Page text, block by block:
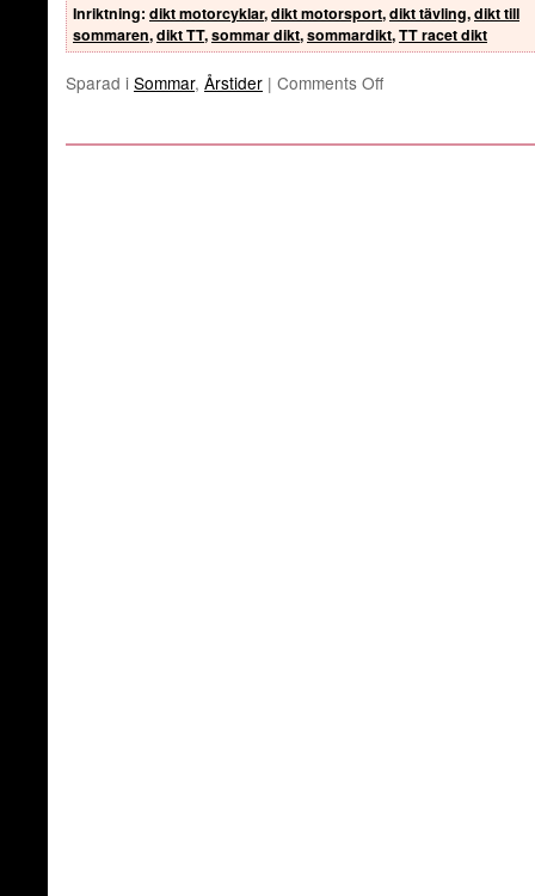
Inriktning: dikt motorcyklar,dikt motorsport,dikt tävling,dikt till
sommaren,dikt TT,sommar dikt,sommardikt,TT racet dikt
Sparad i Sommar, Årstider | Comments Off